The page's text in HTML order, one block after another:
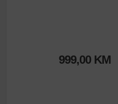
999,00 KM